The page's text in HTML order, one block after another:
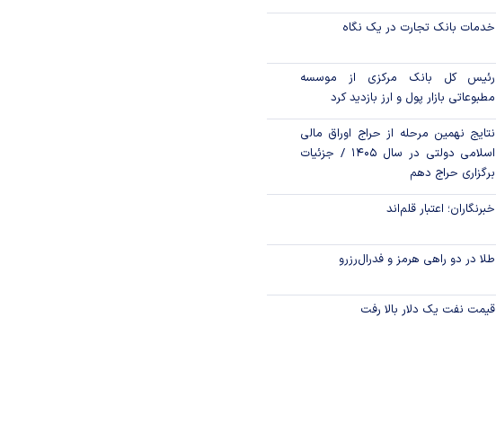
خدمات بانک تجارت در یک نگاه
رئیس کل بانک مرکزی از موسسه
مطبوعاتی بازار پول و ارز بازدید کرد
نتایج نهمین مرحله از حراج اوراق مالی
اسلامی دولتی در سال ۱۴۰۵ / جزئیات
برگزاری حراج دهم
خبرنگاران؛ اعتبار قلم‌اند
طلا در دو راهی هرمز و فدرال‌رزرو
قیمت نفت یک دلار بالا رفت